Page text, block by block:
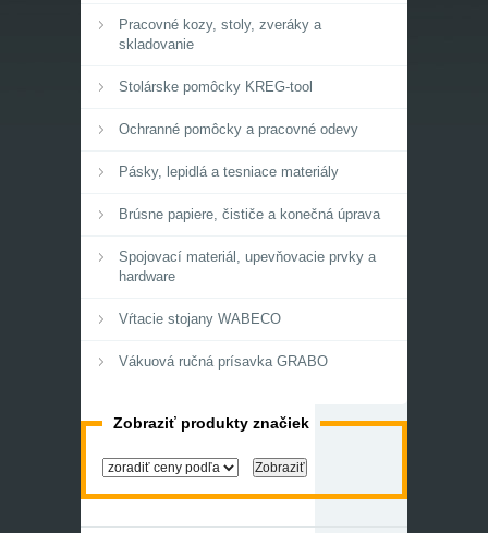
Pracovné kozy, stoly, zveráky a
skladovanie
Stolárske pomôcky KREG-tool
Ochranné pomôcky a pracovné odevy
Pásky, lepidlá a tesniace materiály
Brúsne papiere, čističe a konečná úprava
Spojovací materiál, upevňovacie prvky a
hardware
Vŕtacie stojany WABECO
Vákuová ručná prísavka GRABO
Zobraziť produkty značiek